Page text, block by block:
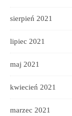
sierpień 2021
lipiec 2021
maj 2021
kwiecień 2021
marzec 2021